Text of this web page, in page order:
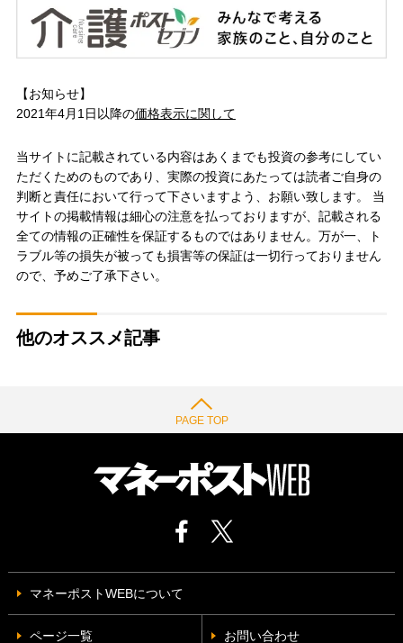
【お知らせ】
2021年4月1日以降の価格表示に関して
当サイトに記載されている内容はあくまでも投資の参考にしてい
ただくためのものであり、実際の投資にあたっては読者ご自身の
判断と責任において行って下さいますよう、お願い致します。 当
サイトの掲載情報は細心の注意を払っておりますが、記載される
全ての情報の正確性を保証するものではありません。万が一、ト
ラブル等の損失が被っても損害等の保証は一切行っておりません
ので、予めご了承下さい。
他のオススメ記事
PAGE TOP
マネーポストWEBについて
ページ一覧 お問い合わせ